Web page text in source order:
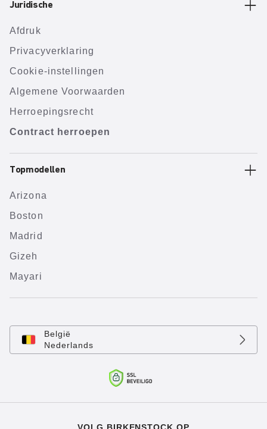
Juridische
Afdruk
Privacyverklaring
Cookie-instellingen
Algemene Voorwaarden
Herroepingsrecht
Contract herroepen
Topmodellen
Arizona
Boston
Madrid
Gizeh
Mayari
België
Nederlands